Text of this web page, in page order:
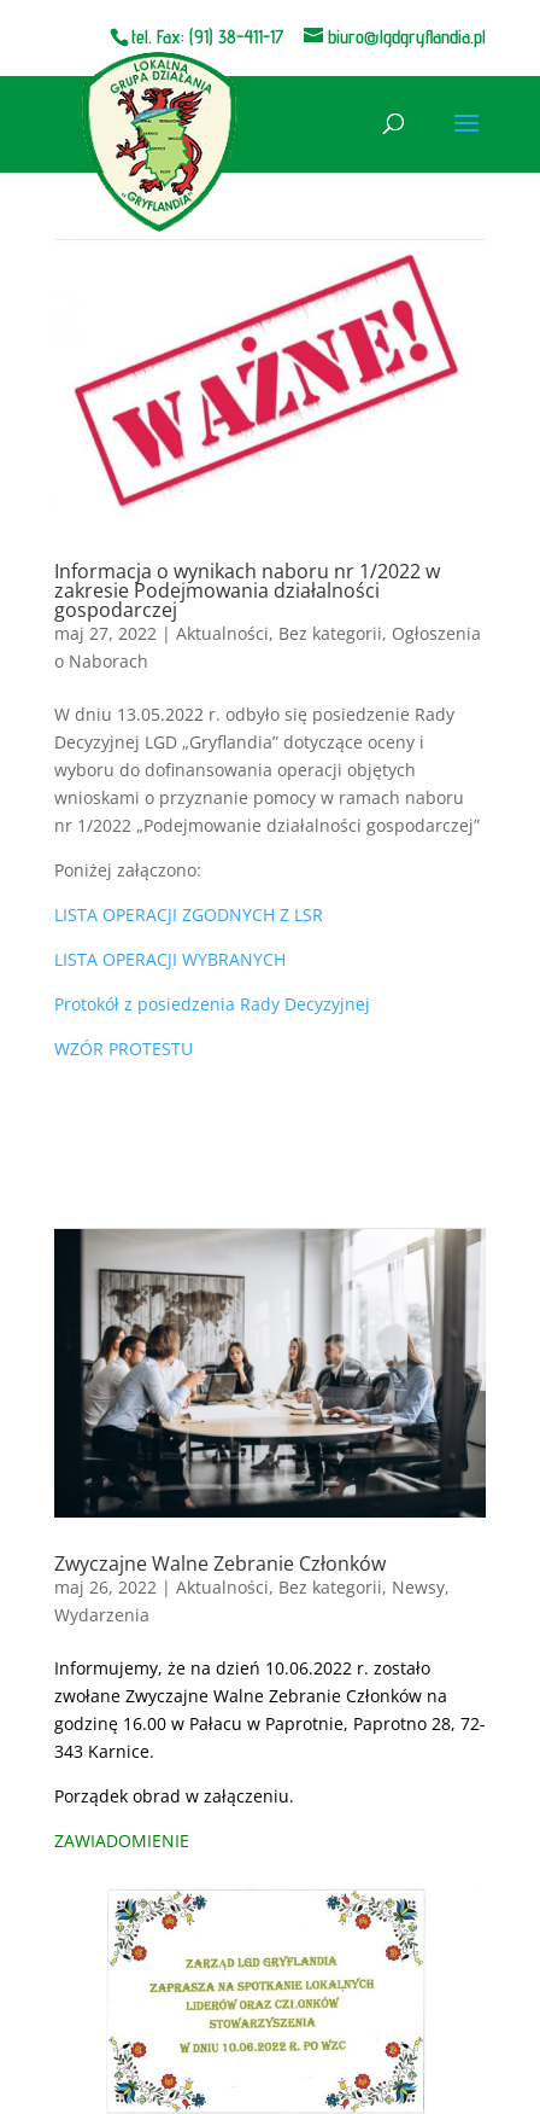
Otwórz pasek narzędzi
tel. Fax: (91) 38-411-17 biuro@lgdgryflandia.pl
Informacja o wynikach naboru nr 1/2022 w
zakresie Podejmowania działalności
gospodarczej
maj 27, 2022 | Aktualności, Bez kategorii, Ogłoszenia
o Naborach
W dniu 13.05.2022 r. odbyło się posiedzenie Rady
Decyzyjnej LGD „Gryflandia” dotyczące oceny i
wyboru do dofinansowania operacji objętych
wnioskami o przyznanie pomocy w ramach naboru
nr 1/2022 „Podejmowanie działalności gospodarczej”
Poniżej załączono:
LISTA OPERACJI ZGODNYCH Z LSR
LISTA OPERACJI WYBRANYCH
Protokół z posiedzenia Rady Decyzyjnej
WZÓR PROTESTU
Zwyczajne Walne Zebranie Członków
maj 26, 2022 | Aktualności, Bez kategorii, Newsy,
Wydarzenia
Informujemy, że na dzień 10.06.2022 r. zostało
zwołane Zwyczajne Walne Zebranie Członków na
godzinę 16.00 w Pałacu w Paprotnie, Paprotno 28, 72-
343 Karnice.
Porządek obrad w załączeniu.
ZAWIADOMIENIE